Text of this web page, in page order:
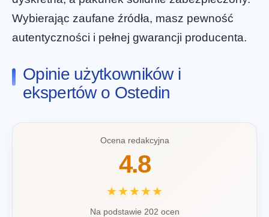
Wybierając zaufane źródła, masz pewność
autentyczności i pełnej gwarancji producenta.
Opinie użytkowników i
ekspertów o Ostedin
Ocena redakcyjna
4.8
★★★★★
Na podstawie 202 ocen